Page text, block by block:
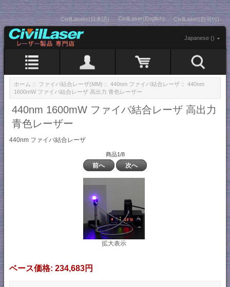
CivilLasers(日本語) CivilLaser(English) CivilLaser(한국어)
Japanese ()
ホーム :: ファイバ結合レーザ(MM) :: 440nm ファイバ結合レーザ :: 440nm
1600mW ファイバ結合レーザ 高出力 青色レーザー
440nm 1600mW ファイバ結合レーザ 高出力
青色レーザー
440nm ファイバ結合レーザ
商品1/8
前へ 次へ
拡大表示
ベース価格: 234,683円